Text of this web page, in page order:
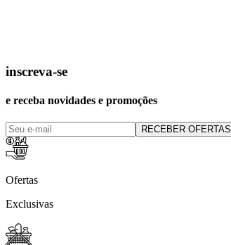
inscreva-se
e receba novidades e promoções
RECEBER OFERTAS
Ofertas
Exclusivas